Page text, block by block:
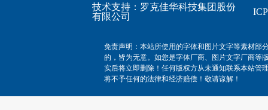
技术支持： 罗克佳华科技集团股份
有限公司
免责声明：本站所使用的字体和图片文字等素材部
的，皆为无意。如您是字体厂商、图片文字厂商等
实后将立即删除！任何版权方从未通知联系本站管
将不予任何的法律和经济赔偿！敬请谅解！